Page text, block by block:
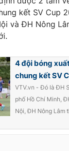
kết SV Cup
và ĐH Nông
4 đội bóng
chung kết SV
VTV.vn - Đó là ĐH
phố Hồ Chí Minh,
Nội, ĐH Nông Lâm